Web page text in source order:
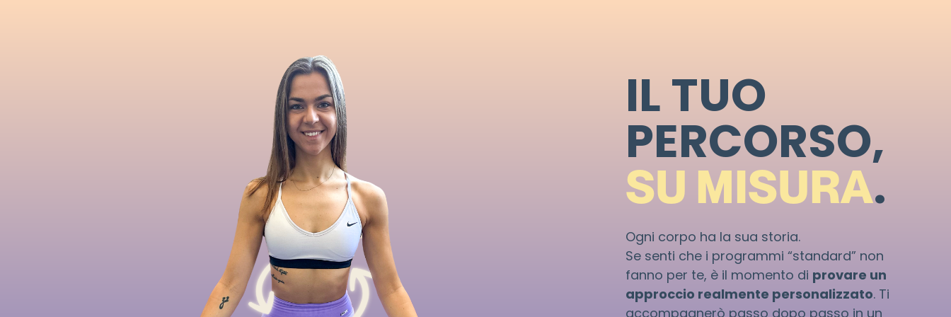
IL TUO
PERCORSO,
SU MISURA.
Ogni corpo ha la sua storia.
Se senti che i programmi “standard” non
fanno per te, è il momento di provare un
approccio realmente personalizzato. Ti
accompagnerò passo dopo passo in un